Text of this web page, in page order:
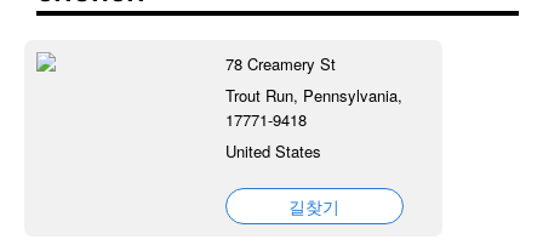
78 Creamery St
Trout Run, Pennsylvania,
17771-9418
United States
길찾기